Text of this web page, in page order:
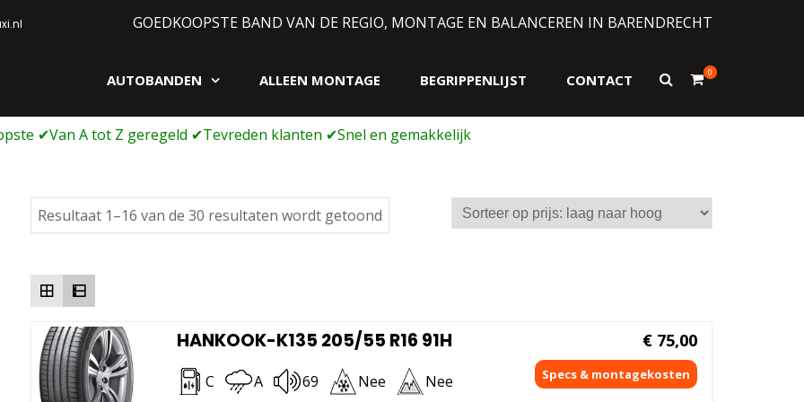
GOEDKOOPSTE BAND VAN DE REGIO, MONTAGE EN BALANCEREN IN BARENDRECHT
AUTOBANDEN ALLEEN MONTAGE BEGRIPPENLIJST CONTACT
Toon
0
Resultaat 1–16 van de 30 resultaten wordt getoond
op
HANKOOK-K135 205/55 R16 91H
C A 69 Nee Nee
€ 75,00